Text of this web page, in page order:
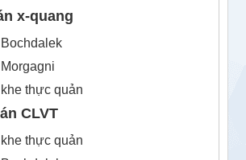
x-quang
thực quản
CLVT
thực quản